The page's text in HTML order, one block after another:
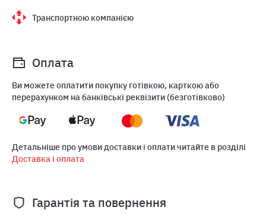
Транспортною компанією
Оплата
Ви можете оплатити покупку готівкою, карткою або
перерахунком на банківські реквізити (безготівково)
Детальніше про умови доставки і оплати читайте в розділі
Доставка і оплата
Гарантія та повернення